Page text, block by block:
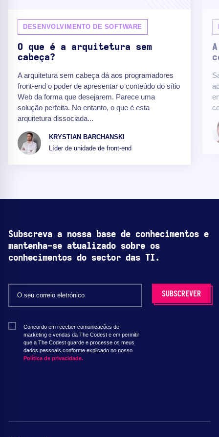
DESENVOLVIMENTO DE SOFTWARE
O que é a arquitetura sem
cabeça?
A arquitetura sem cabeça dá aos programadores
front-end o poder de apresentar o conteúdo do sítio
Web da forma que desejarem. Parece uma
solução perfeita. No entanto, o que é esta
arquitetura dissociada...
KRYSTIAN BARCHANSKI
Líder de unidade de front-end
Subscreva a nossa base de conhecimentos e
mantenha-se atualizado sobre os
conhecimentos do sector das TI.
Concordo em receber comunicações de
marketing e vendas da The Codest e em permitir
que a The Codest guarde e processe os meus
dados pessoais conforme explicado no nosso
Política de privacidade.